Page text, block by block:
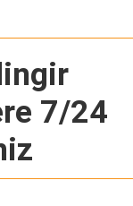
7/24